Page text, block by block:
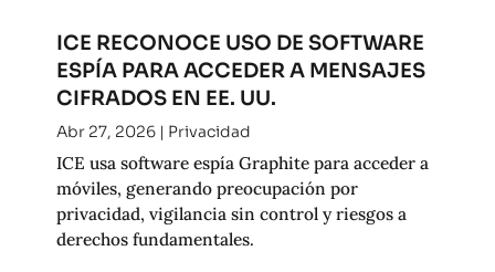
ICE RECONOCE USO DE SOFTWARE
ESPÍA PARA ACCEDER A MENSAJES
CIFRADOS EN EE. UU.
Abr 27, 2026| Privacidad
ICE usa software espía Graphite para acceder a
móviles, generando preocupación por
privacidad, vigilancia sin control y riesgos a
derechos fundamentales.